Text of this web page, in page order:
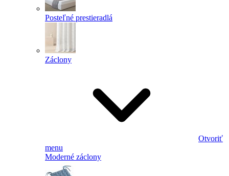
Posteľné prestieradlá
Záclony
Otvoriť
menu
Moderné záclony